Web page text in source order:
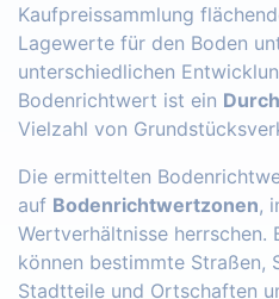
Kaufpreissammlung
Lagewerte für den Boden
unterschiedlichen
Bodenrichtwert ist ein
Vielzahl von
Die ermittelten
auf Bodenrichtwertzonen,
Wertverhältnisse herrschen.
können bestimmte Straßen,
Stadtteile und Ortschaften